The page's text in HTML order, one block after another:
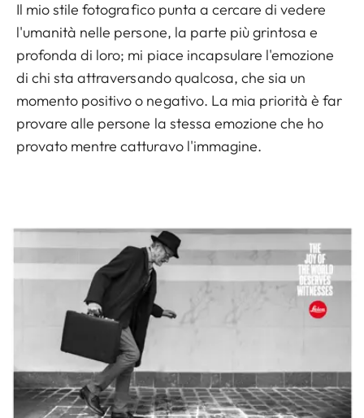
Il mio stile fotografico punta a cercare di vedere
l'umanità nelle persone, la parte più grintosa e
profonda di loro; mi piace incapsulare l'emozione
di chi sta attraversando qualcosa, che sia un
momento positivo o negativo. La mia priorità è far
provare alle persone la stessa emozione che ho
provato mentre catturavo l'immagine.